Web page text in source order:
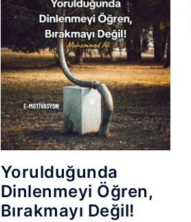
Yorulduğunda
Dinlenmeyi Öğren,
Bırakmayı Değil!